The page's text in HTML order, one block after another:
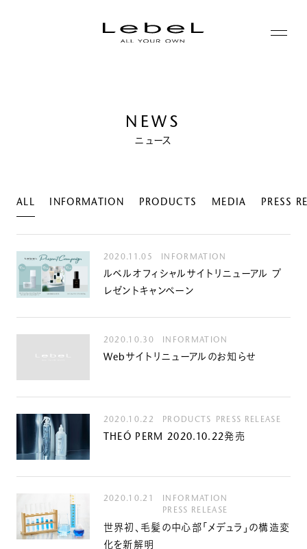
カテゴリー一覧
JOURNAL
LABORATORY
ルベルの研究開発
for SALON
NEWS
ニュース
ALL INFORMATION PRODUCTS MEDIA PRESS
2020.11.05 INFORMATION
ルベルオフィシャルサイトリニューアル プ
レゼントキャンペーン
2020.10.30 INFORMATION
Webサイトリニューアルのお知らせ
2020.10.22 PRODUCTS PRESS RELEASE
THEÓ PERM 2020.10.22発売
2020.10.21
INFORMATION
PRESS RELEASE
世界初、毛髪の中心部「メデュラ」の構造変
化を新解明